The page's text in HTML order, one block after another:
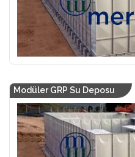
Modüler GRP Su Deposu